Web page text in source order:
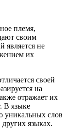
племя,
своим
является не
их
своей
на
отражает их
В языке
уникальных слов
языках.